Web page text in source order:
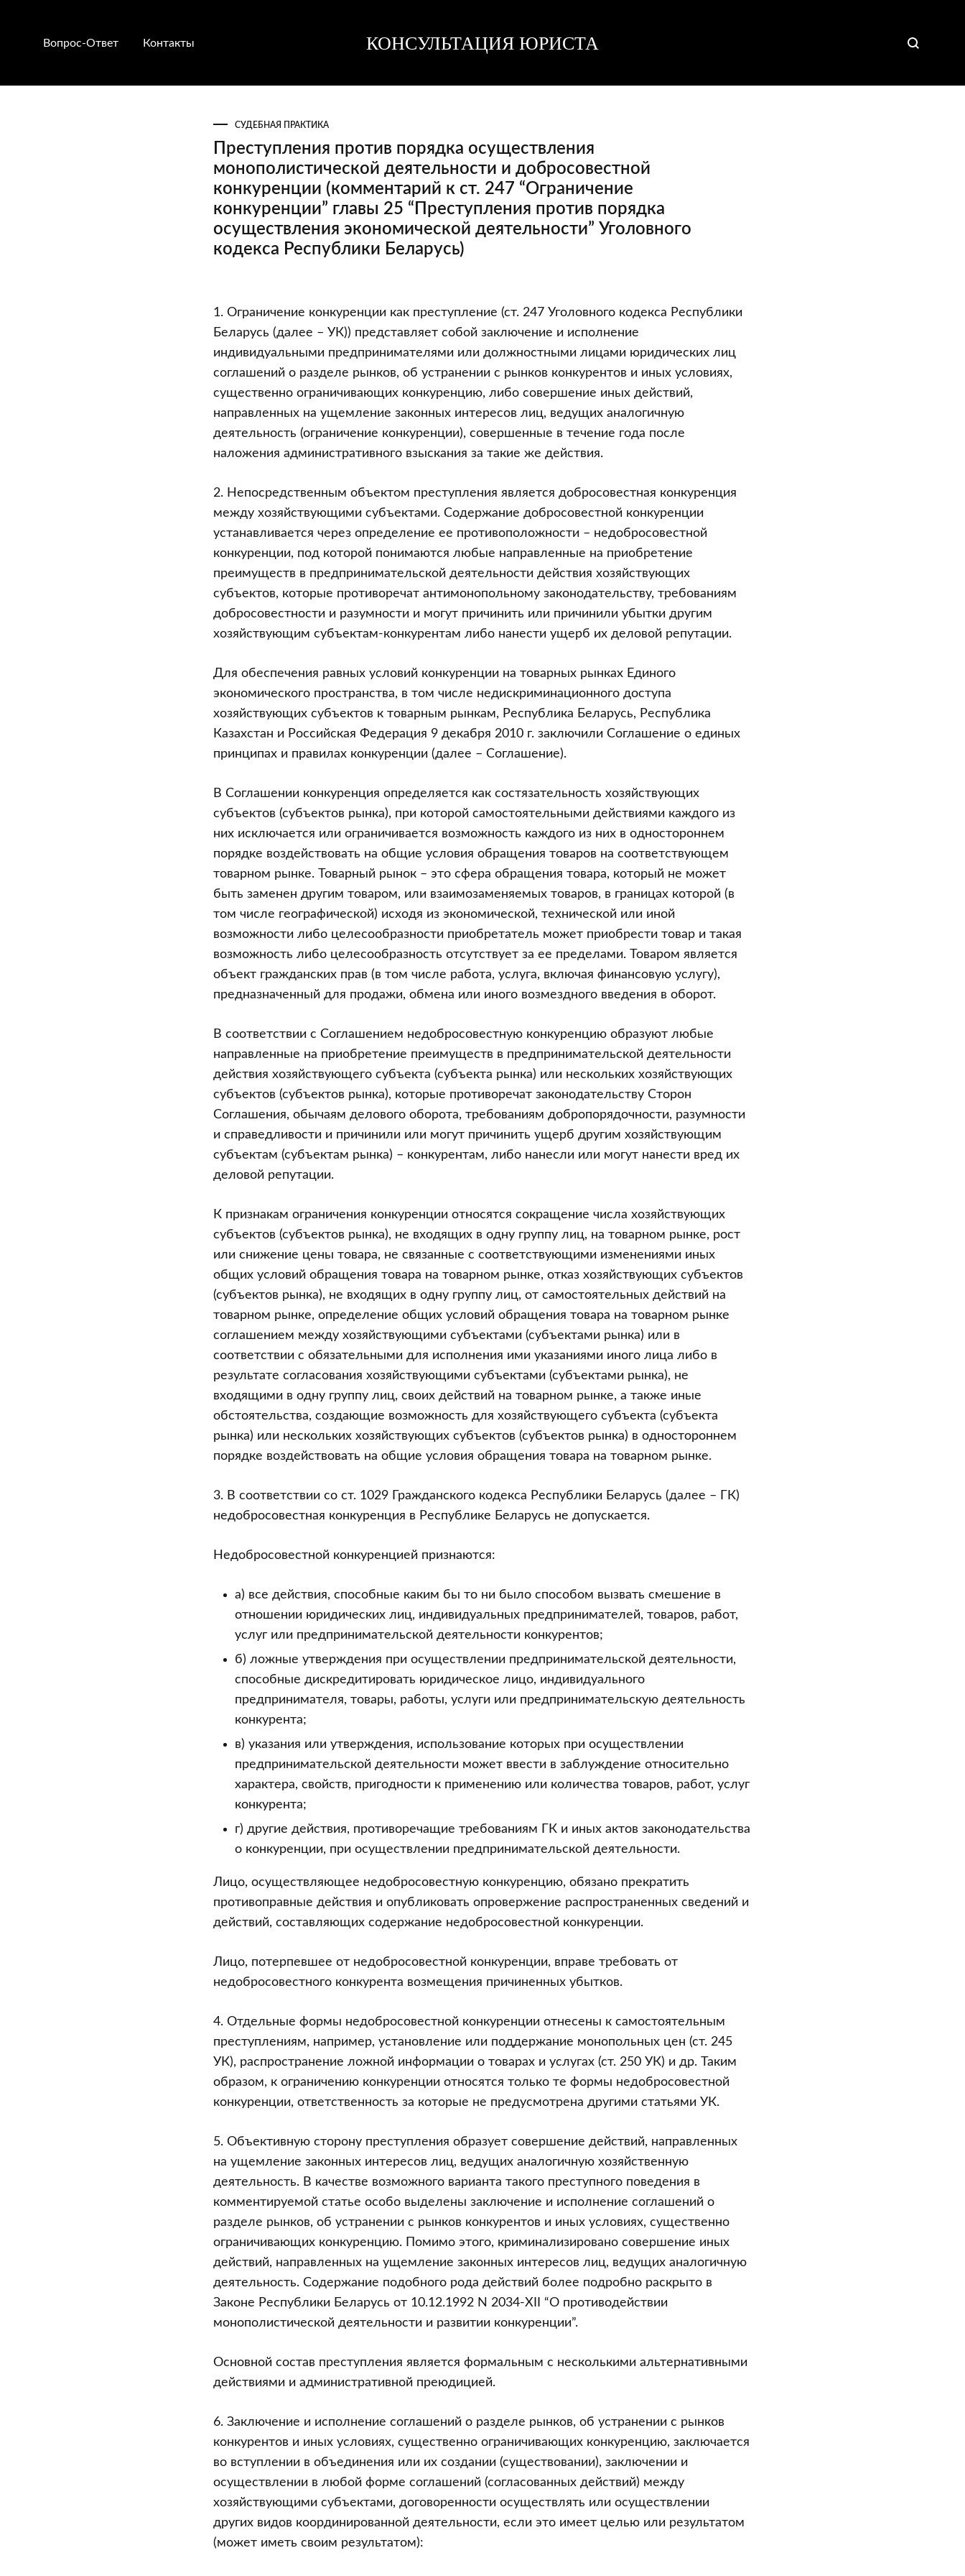
Вопрос-Ответ Контакты КОНСУЛЬТАЦИЯ ЮРИСТА
юриста
юриста
СУДЕБНАЯ ПРАКТИКА
Преступления против порядка осуществления
монополистической деятельности и добросовестной
конкуренции (комментарий к ст. 247 “Ограничение
конкуренции” главы 25 “Преступления против порядка
осуществления экономической деятельности” Уголовного
кодекса Республики Беларусь)
Преступления
против
порядка
осуществления
монополистической
деятельности
и
добросовестной
(комментарий
к
ст.
247
“Ограничение
конкуренции”
главы
25
против
порядка
осуществления
экономической
деятельности”
кодекса
Республики
Беларусь)
1. Ограничение конкуренции как преступление (ст. 247 Уголовного кодекса Республики
Беларусь (далее – УК)) представляет собой заключение и исполнение
индивидуальными предпринимателями или должностными лицами юридических лиц
соглашений о разделе рынков, об устранении с рынков конкурентов и иных условиях,
существенно ограничивающих конкуренцию, либо совершение иных действий,
направленных на ущемление законных интересов лиц, ведущих аналогичную
деятельность (ограничение конкуренции), совершенные в течение года после
наложения административного взыскания за такие же действия.
2. Непосредственным объектом преступления является добросовестная конкуренция
между хозяйствующими субъектами. Содержание добросовестной конкуренции
устанавливается через определение ее противоположности – недобросовестной
конкуренции, под которой понимаются любые направленные на приобретение
преимуществ в предпринимательской деятельности действия хозяйствующих
субъектов, которые противоречат антимонопольному законодательству, требованиям
добросовестности и разумности и могут причинить или причинили убытки другим
хозяйствующим субъектам-конкурентам либо нанести ущерб их деловой репутации.
Для обеспечения равных условий конкуренции на товарных рынках Единого
экономического пространства, в том числе недискриминационного доступа
хозяйствующих субъектов к товарным рынкам, Республика Беларусь, Республика
Казахстан и Российская Федерация 9 декабря 2010 г. заключили Соглашение о единых
принципах и правилах конкуренции (далее – Соглашение).
В Соглашении конкуренция определяется как состязательность хозяйствующих
субъектов (субъектов рынка), при которой самостоятельными действиями каждого из
них исключается или ограничивается возможность каждого из них в одностороннем
порядке воздействовать на общие условия обращения товаров на соответствующем
товарном рынке. Товарный рынок – это сфера обращения товара, который не может
быть заменен другим товаром, или взаимозаменяемых товаров, в границах которой (в
том числе географической) исходя из экономической, технической или иной
возможности либо целесообразности приобретатель может приобрести товар и такая
возможность либо целесообразность отсутствует за ее пределами. Товаром является
объект гражданских прав (в том числе работа, услуга, включая финансовую услугу),
предназначенный для продажи, обмена или иного возмездного введения в оборот.
В соответствии с Соглашением недобросовестную конкуренцию образуют любые
направленные на приобретение преимуществ в предпринимательской деятельности
действия хозяйствующего субъекта (субъекта рынка) или нескольких хозяйствующих
субъектов (субъектов рынка), которые противоречат законодательству Сторон
Соглашения, обычаям делового оборота, требованиям добропорядочности, разумности
и справедливости и причинили или могут причинить ущерб другим хозяйствующим
субъектам (субъектам рынка) – конкурентам, либо нанесли или могут нанести вред их
деловой репутации.
К признакам ограничения конкуренции относятся сокращение числа хозяйствующих
субъектов (субъектов рынка), не входящих в одну группу лиц, на товарном рынке, рост
или снижение цены товара, не связанные с соответствующими изменениями иных
общих условий обращения товара на товарном рынке, отказ хозяйствующих субъектов
(субъектов рынка), не входящих в одну группу лиц, от самостоятельных действий на
товарном рынке, определение общих условий обращения товара на товарном рынке
соглашением между хозяйствующими субъектами (субъектами рынка) или в
соответствии с обязательными для исполнения ими указаниями иного лица либо в
результате согласования хозяйствующими субъектами (субъектами рынка), не
входящими в одну группу лиц, своих действий на товарном рынке, а также иные
обстоятельства, создающие возможность для хозяйствующего субъекта (субъекта
рынка) или нескольких хозяйствующих субъектов (субъектов рынка) в одностороннем
порядке воздействовать на общие условия обращения товара на товарном рынке.
3. В соответствии со ст. 1029 Гражданского кодекса Республики Беларусь (далее – ГК)
недобросовестная конкуренция в Республике Беларусь не допускается.
Недобросовестной конкуренцией признаются:
а) все действия, способные каким бы то ни было способом вызвать смешение в
отношении юридических лиц, индивидуальных предпринимателей, товаров, работ,
услуг или предпринимательской деятельности конкурентов;
б) ложные утверждения при осуществлении предпринимательской деятельности,
способные дискредитировать юридическое лицо, индивидуального
предпринимателя, товары, работы, услуги или предпринимательскую деятельность
конкурента;
в) указания или утверждения, использование которых при осуществлении
предпринимательской деятельности может ввести в заблуждение относительно
характера, свойств, пригодности к применению или количества товаров, работ, услуг
конкурента;
г) другие действия, противоречащие требованиям ГК и иных актов законодательства
о конкуренции, при осуществлении предпринимательской деятельности.
Лицо, осуществляющее недобросовестную конкуренцию, обязано прекратить
противоправные действия и опубликовать опровержение распространенных сведений и
действий, составляющих содержание недобросовестной конкуренции.
Лицо, потерпевшее от недобросовестной конкуренции, вправе требовать от
недобросовестного конкурента возмещения причиненных убытков.
4. Отдельные формы недобросовестной конкуренции отнесены к самостоятельным
преступлениям, например, установление или поддержание монопольных цен (ст. 245
УК), распространение ложной информации о товарах и услугах (ст. 250 УК) и др. Таким
образом, к ограничению конкуренции относятся только те формы недобросовестной
конкуренции, ответственность за которые не предусмотрена другими статьями УК.
5. Объективную сторону преступления образует совершение действий, направленных
на ущемление законных интересов лиц, ведущих аналогичную хозяйственную
деятельность. В качестве возможного варианта такого преступного поведения в
комментируемой статье особо выделены заключение и исполнение соглашений о
разделе рынков, об устранении с рынков конкурентов и иных условиях, существенно
ограничивающих конкуренцию. Помимо этого, криминализировано совершение иных
действий, направленных на ущемление законных интересов лиц, ведущих аналогичную
деятельность. Содержание подобного рода действий более подробно раскрыто в
Законе Республики Беларусь от 10.12.1992 N 2034-XII “О противодействии
монополистической деятельности и развитии конкуренции”.
Основной состав преступления является формальным с несколькими альтернативными
действиями и административной преюдицией.
6. Заключение и исполнение соглашений о разделе рынков, об устранении с рынков
конкурентов и иных условиях, существенно ограничивающих конкуренцию, заключается
во вступлении в объединения или их создании (существовании), заключении и
осуществлении в любой форме соглашений (согласованных действий) между
хозяйствующими субъектами, договоренности осуществлять или осуществлении
других видов координированной деятельности, если это имеет целью или результатом
(может иметь своим результатом):